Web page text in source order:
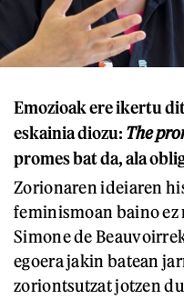
Emozioak ere ikertu
eskainia diozu: The
promes bat da, ala
Zorionaren ideiaren
feminismoan baino
Simone de
egoera jakin batean
zoriontsutzat jotzen